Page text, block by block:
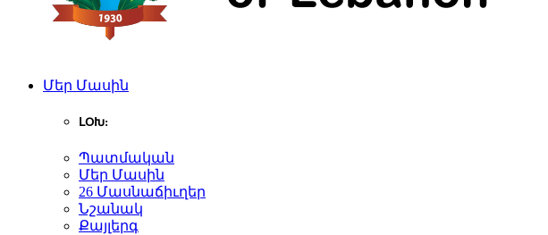
Մեր Մասին
ԼՕԽ:
Պատմական
Մեր Մասին
26 Մասնաճիւղեր
Նշանակ
Քայլերգ